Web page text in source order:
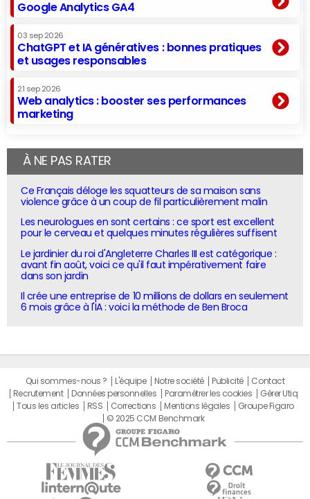
Google Analytics GA4
03 sep 2026
ChatGPT et IA génératives : bonnes pratiques
et usages responsables
21 sep 2026
Web analytics : booster ses performances
marketing
À NE PAS RATER
Ce Français déloge les squatteurs de sa maison sans
violence grâce à un coup de fil particulièrement malin
Les neurologues en sont certains : ce sport est excellent
pour le cerveau et quelques minutes régulières suffisent
Le jardinier du roi d'Angleterre Charles III est catégorique :
avant fin août, voici ce qu'il faut impérativement faire
dans son jardin
Il crée une entreprise de 10 millions de dollars en seulement
6 mois grâce à l'IA : voici la méthode de Ben Broca
Qui sommes-nous ? L'équipe Notre société Publicité
Contact
Recrutement
Données personnelles Paramétrer les cookies
Gérer Utiq
Tous les articles
RSS Corrections Mentions légales
Groupe Figaro
© 2025 CCM Benchmark